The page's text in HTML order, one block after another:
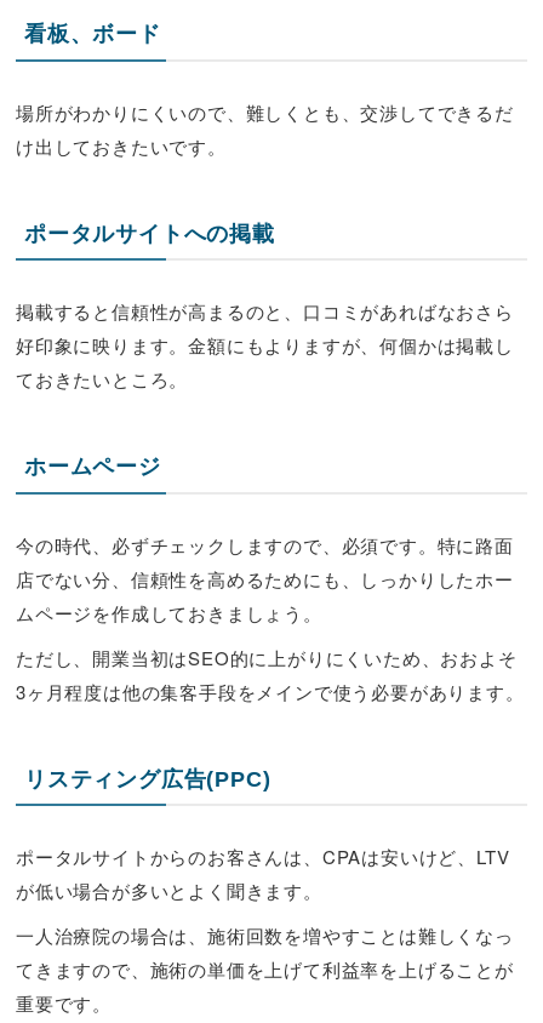
看板、ボード
場所がわかりにくいので、難しくとも、交渉してできるだ
け出しておきたいです。
ポータルサイトへの掲載
掲載すると信頼性が高まるのと、口コミがあればなおさら
好印象に映ります。金額にもよりますが、何個かは掲載し
ておきたいところ。
ホームページ
今の時代、必ずチェックしますので、必須です。特に路面
店でない分、信頼性を高めるためにも、しっかりしたホー
ムページを作成しておきましょう。
ただし、開業当初はSEO的に上がりにくいため、おおよそ
3ヶ月程度は他の集客手段をメインで使う必要があります。
リスティング広告(PPC)
ポータルサイトからのお客さんは、CPAは安いけど、LTV
が低い場合が多いとよく聞きます。
一人治療院の場合は、施術回数を増やすことは難しくなっ
てきますので、施術の単価を上げて利益率を上げることが
重要です。